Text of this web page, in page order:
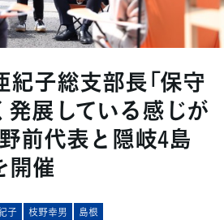
紀子総支部長「保守
展している感じが
前代表と隠岐4島
開催
子 枝野幸男 島根